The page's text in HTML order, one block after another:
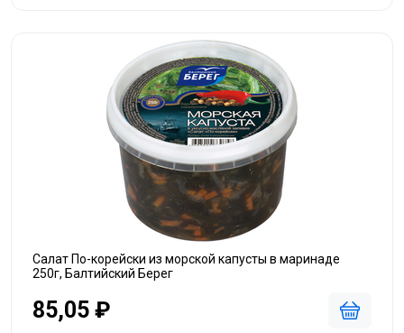
Салат По-корейски из морской капусты в маринаде
250г, Балтийский Берег
85,05 ₽